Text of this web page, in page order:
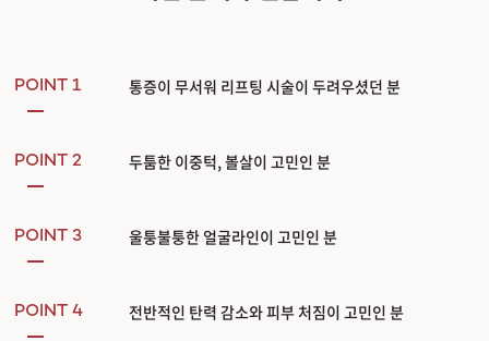
POINT 1 통증이 무서워 리프팅 시술이 두려우셨던 분
POINT 2 두툼한 이중턱, 볼살이 고민인 분
POINT 3 울퉁불퉁한 얼굴라인이 고민인 분
POINT 4 전반적인 탄력 감소와 피부 처짐이 고민인 분